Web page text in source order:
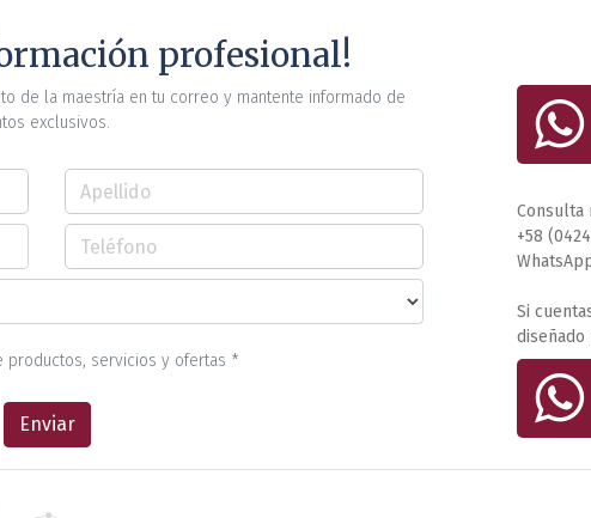
profesional!
de la maestría en tu correo y mantente informado de
exclusivos.
productos, servicios y ofertas *
Enviar
Consulta
+58
Si
diseñado